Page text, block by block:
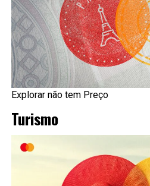
Explorar não tem Preço
Turismo